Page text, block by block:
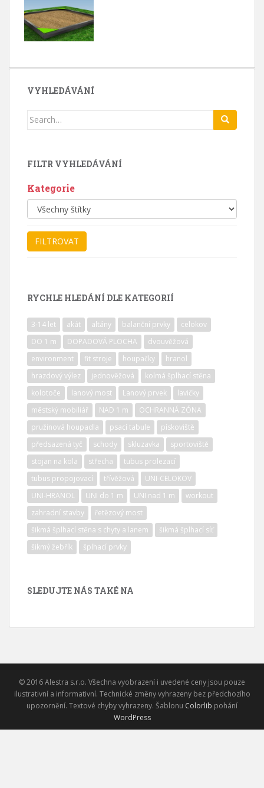
VYHLEDÁVÁNÍ
Search
FILTR VYHLEDÁVÁNÍ
Kategorie
RYCHLE HLEDÁNÍ DLE KATEGORIÍ
3-14 let akát altány balanční prvky
celokov
DO 1 m
DOPADOVÁ PLOCHA
dvouvěžová
environment
fit stroje houpačky
hranol
hrazdový výlez
jednověžová
kolmá šplhací stěna
kolotoče
lanový most Lanový prvek
lavičky
městský mobiliář
NAD 1 m
OCHRANNÁ ZÓNA
pružinová houpadla
psací tabule
pískoviště
předsazená tyč
schody skluzavka
sportoviště
stojan na kola
střecha
tubus prolezací
tubus propojovací
třívěžová
UNI-CELOKOV
UNI-HRANOL
UNI do 1 m UNI nad 1 m
workout
zahradní stavby
řetězový most
šikmá šplhací stěna s chyty a lanem
šikmá šplhací síť
šikmý žebřík
šplhací prvky
SLEDUJTE NÁS TAKÉ NA
© 2016 Alestra s.r.o. Všechna vyobrazení i uvedené ceny jsou pouze
ilustrativní a informativní. Technické změny vyhrazeny bez předchozího
upozornění. Textové chyby vyhrazeny. Šablonu Colorlib pohání
WordPress